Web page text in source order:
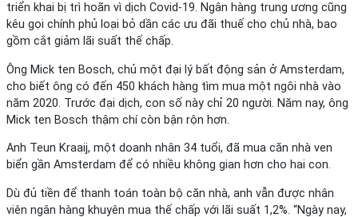
triển khai bị trì hoãn vì dịch Covid-19. Ngân hàng trung ương cũng
kêu gọi chính phủ loại bỏ dần các ưu đãi thuế cho chủ nhà, bao
gồm cắt giảm lãi suất thế chấp.
Ông Mick ten Bosch, chủ một đại lý bất động sản ở Amsterdam,
cho biết ông có đến 450 khách hàng tìm mua một ngôi nhà vào
năm 2020. Trước đại dịch, con số này chỉ 20 người. Năm nay, ông
Mick ten Bosch thậm chí còn bận rộn hơn.
Anh Teun Kraaij, một doanh nhân 34 tuổi, đã mua căn nhà ven
biển gần Amsterdam để có nhiều không gian hơn cho hai con.
Dù đủ tiền để thanh toán toàn bộ căn nhà, anh vẫn được nhân
viên ngân hàng khuyên mua thế chấp với lãi suất 1,2%. “Ngày nay,